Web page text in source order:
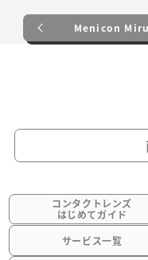
Menicon Miru
コンタクトレンズ
はじめてガイド
サービス一覧